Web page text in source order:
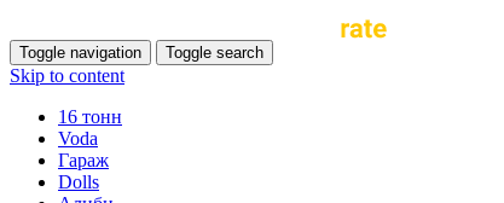
Toggle navigation Toggle search
Skip to content
16 тонн
Voda
Гараж
Dolls